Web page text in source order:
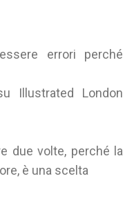
errori perché
Illustrated London
due volte, perché la
è una scelta